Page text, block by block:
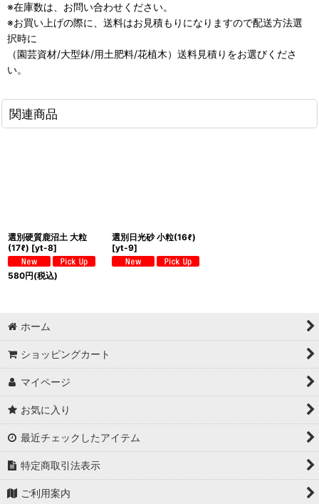
※在庫数は、お問い合わせください。
※お買い上げの際に、送料はお見積もりになりますので配送方法選
択時に
（園芸資材/大型鉢/用土肥料/花植木）送料見積りをお選びくださ
い。
関連商品
選別硬質鹿沼土 大粒
(17ℓ) [yt-8]
580円(税込)
選別日光砂 小粒(16ℓ)
[yt-9]
ホーム
ショッピングカート
マイページ
お気に入り
最近チェックしたアイテム
特定商取引法表示
ご利用案内